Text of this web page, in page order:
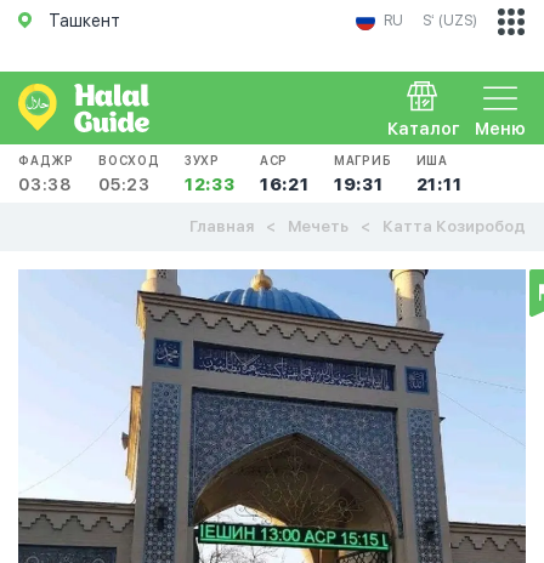
Ташкент RU Sʻ (UZS)
Меню
Каталог
ФАДЖР
03:38
ВОСХОД
05:23
ЗУХР
12:33
АСР
16:21
МАГРИБ
19:31
ИША
21:11
Главная Мечеть Катта Козиробод